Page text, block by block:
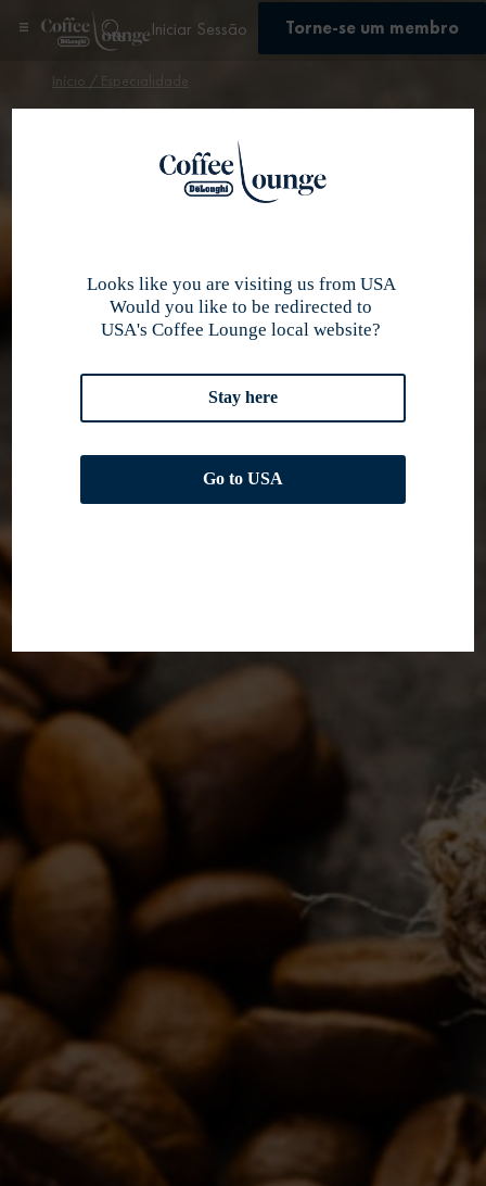
Iniciar Sessão Torne-se um membro
Início / Especialidade
Descubra a
melhor
seleção de
grãos de café
Looks like you are visiting us from USA
Would you like to be redirected to
USA's Coffee Lounge local website?
Stay here
Go to USA